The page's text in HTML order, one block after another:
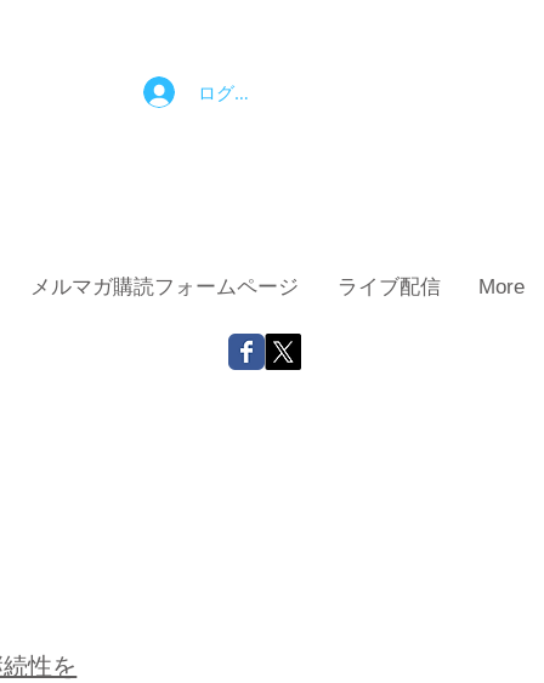
ログイン
メルマガ購読フォームページ ライブ配信 More
性を